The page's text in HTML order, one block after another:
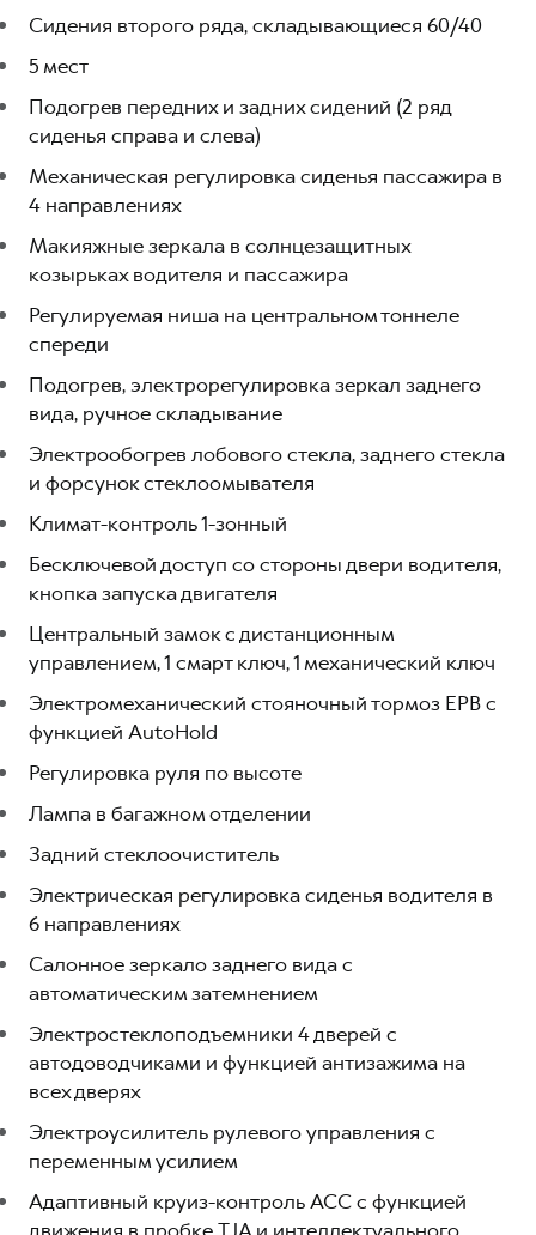
Сидения второго ряда, складывающиеся 60/40
5 мест
Подогрев передних и задних сидений (2 ряд
сиденья справа и слева)
Механическая регулировка сиденья пассажира в
4 направлениях
Макияжные зеркала в солнцезащитных
козырьках водителя и пассажира
Регулируемая ниша на центральном тоннеле
спереди
Подогрев, электрорегулировка зеркал заднего
вида, ручное складывание
Электрообогрев лобового стекла, заднего стекла
и форсунок стеклоомывателя
Климат-контроль 1-зонный
Бесключевой доступ со стороны двери водителя,
кнопка запуска двигателя
Центральный замок с дистанционным
управлением, 1 смарт ключ, 1 механический ключ
Электромеханический стояночный тормоз EPB с
функцией AutoHold
Регулировка руля по высоте
Лампа в багажном отделении
Задний стеклоочиститель
Электрическая регулировка сиденья водителя в
6 направлениях
Салонное зеркало заднего вида с
автоматическим затемнением
Электростеклоподъемники 4 дверей с
автодоводчиками и функцией антизажима на
всех дверях
Электроусилитель рулевого управления с
переменным усилием
Адаптивный круиз-контроль ACC с функцией